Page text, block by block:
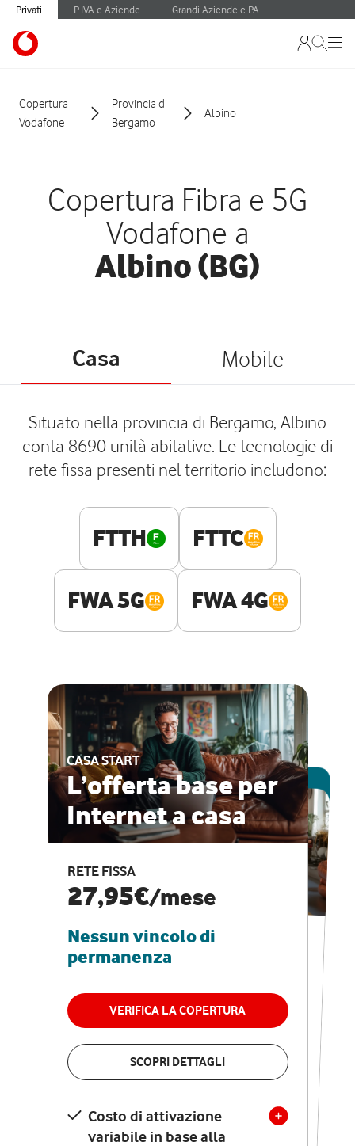
Privati P.IVA e Aziende Grandi Aziende e PA
Copertura
Vodafone
Provincia di
Bergamo
Albino
Copertura Fibra e 5G
Vodafone a
Albino (BG)
Casa Mobile
Situato nella provincia di Bergamo, Albino
conta 8690 unità abitative. Le tecnologie di
rete fissa presenti nel territorio includono:
FTTH FTTC
FWA 5G FWA 4G
CASA START
L’offerta base per
Internet a casa
RETE FISSA
27,95€/mese
Nessun vincolo di
permanenza
VERIFICA LA COPERTURA
SCOPRI DETTAGLI
Costo di attivazione
variabile in base alla
ESCLUSIVA ONLINE
CASA PRO
Internet veloce e
vantaggi speciali
RETE FISSA + VODAFONE CLUB
29,95€
permanenza
VERIFICA LA COPERTURA
Costo di attivazione
variabile in base alla